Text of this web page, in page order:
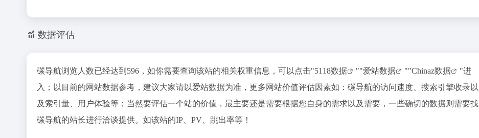
数据评估
碳导航浏览人数已经达到596，如你需要查询该站的相关权重信息，可以点击"5118数据 ""爱站数据 ""Chinaz数据
"进
入；以目前的网站数据参考，建议大家请以爱站数据为准，更多网站价值评估因素如：碳导航的访问速度、搜索引擎收录以
及索引量、用户体验等；当然要评估一个站的价值，最主要还是需要根据您自身的需求以及需要，一些确切的数据则需要找
碳导航的站长进行洽谈提供。如该站的IP、PV、跳出率等！